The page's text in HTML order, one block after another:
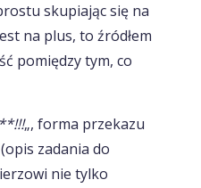
skupiając się na
na plus, to źródłem
pomiędzy tym, co
„, forma przekazu
zadania do
nie tylko